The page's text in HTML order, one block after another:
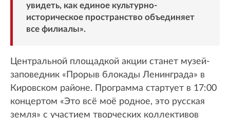
увидеть, как единое культурно-
историческое пространство объединяет
все филиалы».
Центральной площадкой акции станет музей-
заповедник «Прорыв блокады Ленинграда» в
Кировском районе. Программа стартует в 17:00
концертом «Это всё моё родное, это русская
земля» с участием творческих коллективов